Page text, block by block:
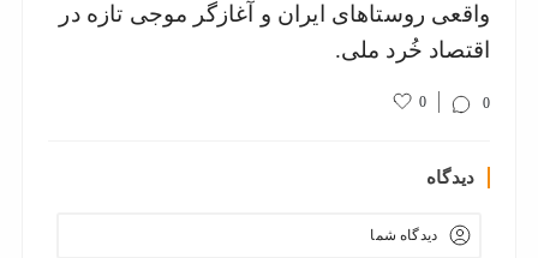
واقعی روستاهای ایران و آغازگر موجی تازه در
اقتصاد خُرد ملی.
0
0
دیدگاه
دیدگاه شما